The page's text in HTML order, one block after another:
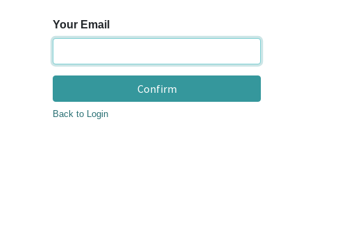
Your Email
Confirm
Back to Login